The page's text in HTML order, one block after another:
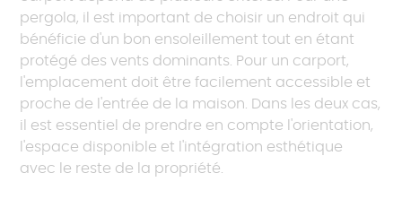
pergola, il est important de choisir un endroit qui
bénéficie d'un bon ensoleillement tout en étant
protégé des vents dominants. Pour un carport,
l'emplacement doit être facilement accessible et
proche de l'entrée de la maison. Dans les deux cas,
il est essentiel de prendre en compte l'orientation,
l'espace disponible et l'intégration esthétique
avec le reste de la propriété.